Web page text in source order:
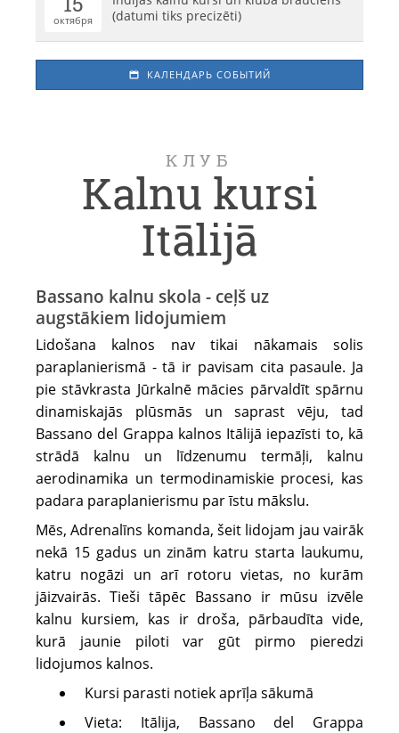
октября
(datumi tiks precizēti)
КАЛЕНДАРЬ СОБЫТИЙ
КЛУБ
Kalnu kursi
Itālijā
Bassano kalnu skola - ceļš uz
augstākiem lidojumiem
Lidošana kalnos nav tikai nākamais solis
paraplanierismā - tā ir pavisam cita pasaule. Ja
pie stāvkrasta Jūrkalnē mācies pārvaldīt spārnu
dinamiskajās plūsmās un saprast vēju, tad
Bassano del Grappa kalnos Itālijā iepazīsti to, kā
strādā kalnu un līdzenumu termāļi, kalnu
aerodinamika un termodinamiskie procesi, kas
padara paraplanierismu par īstu mākslu.
Mēs, Adrenalīns komanda, šeit lidojam jau vairāk
nekā 15 gadus un zinām katru starta laukumu,
katru nogāzi un arī rotoru vietas, no kurām
jāizvairās. Tieši tāpēc Bassano ir mūsu izvēle
kalnu kursiem, kas ir droša, pārbaudīta vide,
kurā jaunie piloti var gūt pirmo pieredzi
lidojumos kalnos.
Kursi parasti notiek aprīļa sākumā
Vieta: Itālija, Bassano del Grappa